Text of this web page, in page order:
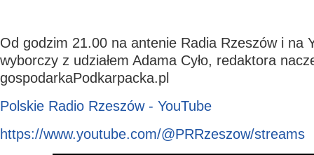
Od godzim 21.00 na antenie Radia Rzeszów i na
wyborczy z udziałem Adama Cyło, redaktora
gospodarkaPodkarpacka.pl
Polskie Radio Rzeszów - YouTube
https://www.youtube.com/@PRRzeszow/streams